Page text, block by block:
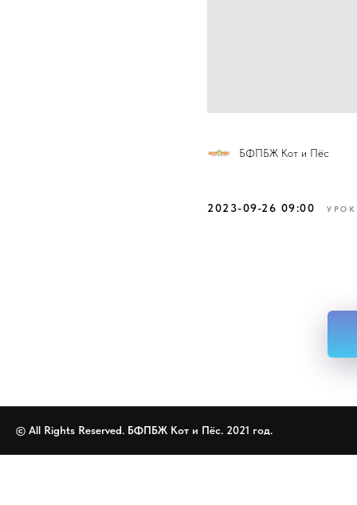
БФПБЖ Кот и Пёс
2023-09-26 09:00
© All Rights Reserved. БФПБЖ Кот и Пёс. 2021 год.